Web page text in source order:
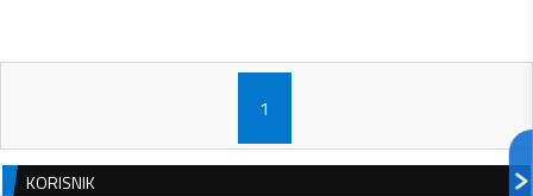
1
KORISNIK